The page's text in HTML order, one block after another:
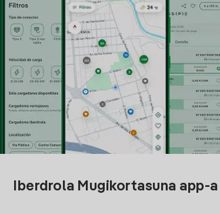
Iberdrola Mugikortasuna app-a